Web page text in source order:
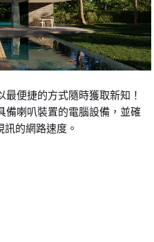
便捷的方式隨時獲取新知！
喇叭裝置的電腦設備，並確
的網路速度。